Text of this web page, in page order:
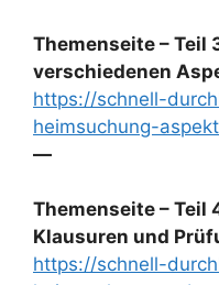
Themenseite – Teil
verschiedenen
https://schnell-
heimsuchung-
—
Themenseite – Teil
Klausuren und
https://schnell-